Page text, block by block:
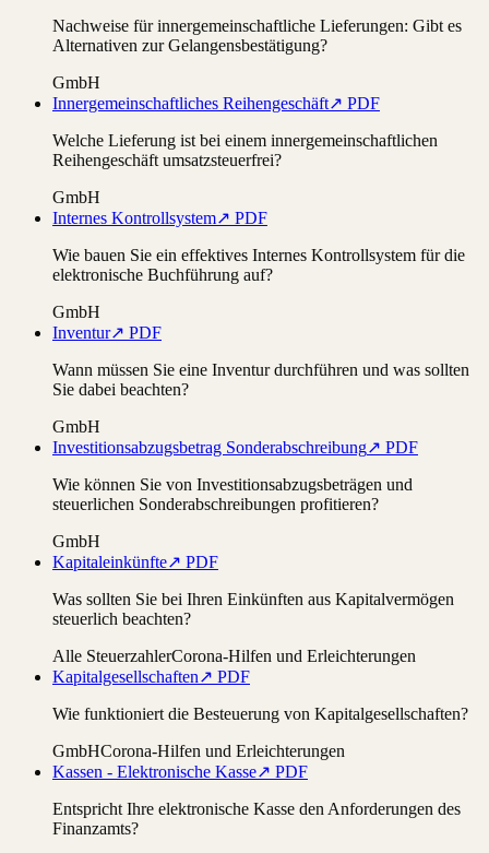
Nachweise für innergemeinschaftliche Lieferungen: Gibt es
Alternativen zur Gelangensbestätigung?
GmbH
Innergemeinschaftliches Reihengeschäft↗ PDF
Welche Lieferung ist bei einem innergemeinschaftlichen
Reihengeschäft umsatzsteuerfrei?
GmbH
Internes Kontrollsystem↗ PDF
Wie bauen Sie ein effektives Internes Kontrollsystem für die
elektronische Buchführung auf?
GmbH
Inventur↗ PDF
Wann müssen Sie eine Inventur durchführen und was sollten
Sie dabei beachten?
GmbH
Investitionsabzugsbetrag Sonderabschreibung↗ PDF
Wie können Sie von Investitionsabzugsbeträgen und
steuerlichen Sonderabschreibungen profitieren?
GmbH
Kapitaleinkünfte↗ PDF
Was sollten Sie bei Ihren Einkünften aus Kapitalvermögen
steuerlich beachten?
Alle SteuerzahlerCorona-Hilfen und Erleichterungen
Kapitalgesellschaften↗ PDF
Wie funktioniert die Besteuerung von Kapitalgesellschaften?
GmbHCorona-Hilfen und Erleichterungen
Kassen - Elektronische Kasse↗ PDF
Entspricht Ihre elektronische Kasse den Anforderungen des
Finanzamts?